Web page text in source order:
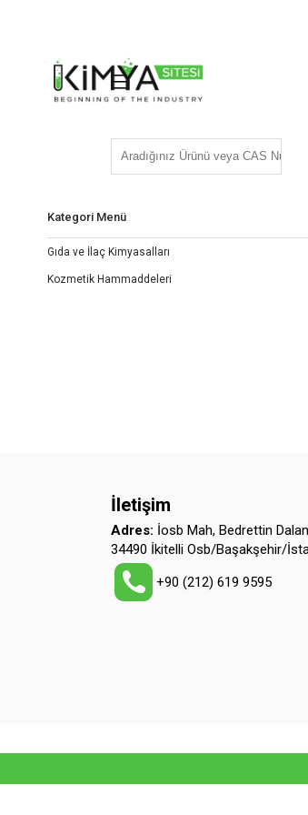
Kategori Menü
Gıda ve İlaç Kimyasalları
Kozmetik Hammaddeleri
İletişim
Adres: İosb Mah, Bedrettin
34490 İkitelli Osb/Başakşehir/
+90 (212) 619 9595